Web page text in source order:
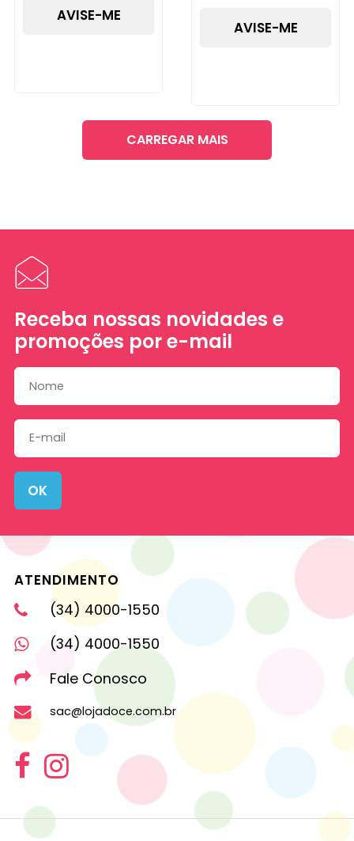
AVISE-ME
AVISE-ME
CARREGAR MAIS
Receba nossas novidades e
promoções por e-mail
OK
ATENDIMENTO
(34) 4000-1550
(34) 4000-1550
Fale Conosco
sac@lojadoce.com.br